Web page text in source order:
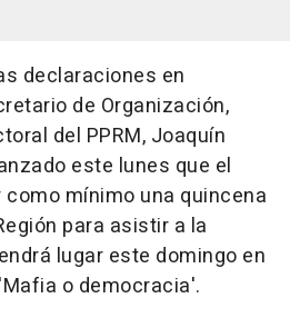
declaraciones en
de Organización,
del PPRM, Joaquín
este lunes que el
mínimo una quincena
para asistir a la
lugar este domingo en
o democracia'.